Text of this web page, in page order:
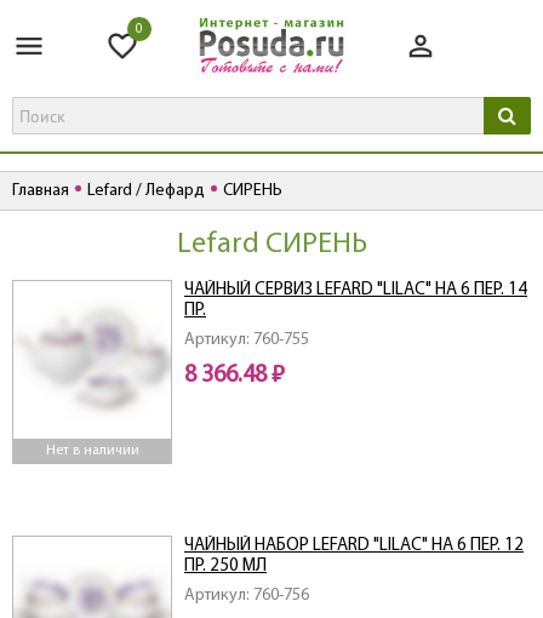
0
Главная Lefard / Лефард СИРЕНЬ
Lefard СИРЕНЬ
Нет в наличии
Артикул: 760-755
ЧАЙНЫЙ СЕРВИЗ LEFARD "LILAC" НА 6 ПЕР. 14
ПР.
8 366.48 ₽
Артикул: 760-756
ЧАЙНЫЙ НАБОР LEFARD "LILAC" НА 6 ПЕР. 12
ПР. 250 МЛ